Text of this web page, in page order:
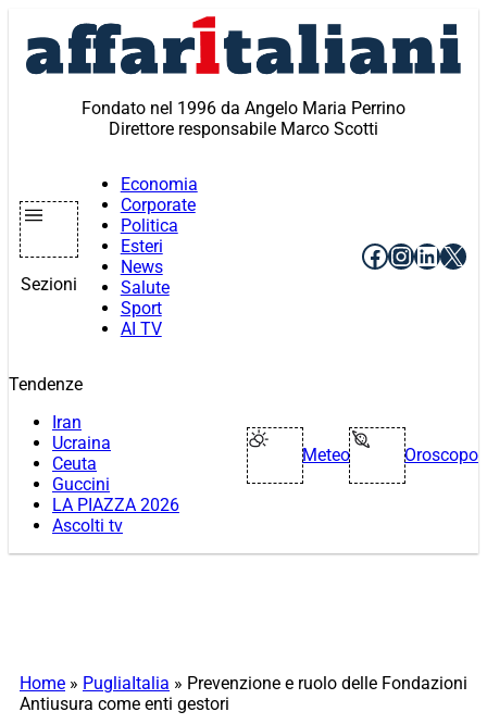
contenuto
Fondato nel 1996 da Angelo Maria Perrino
Direttore responsabile Marco Scotti
Sezioni
Economia
Corporate
Politica
Esteri
News
Salute
Sport
AI TV
Facebook
X
Tendenze
Iran
Ucraina
Ceuta
Guccini
LA PIAZZA 2026
Ascolti tv
Meteo Oroscopo
Home » PugliaItalia » Prevenzione e ruolo delle Fondazioni
Antiusura come enti gestori